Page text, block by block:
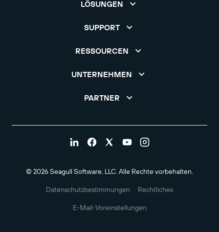
LÖSUNGEN
SUPPORT
RESSOURCEN
UNTERNEHMEN
PARTNER
© 2026 Seagull Software, LLC. Alle Rechte vorbehalten.
Datenschutzbestimmungen Rechtliches
E-Mail-Voreinstellungen